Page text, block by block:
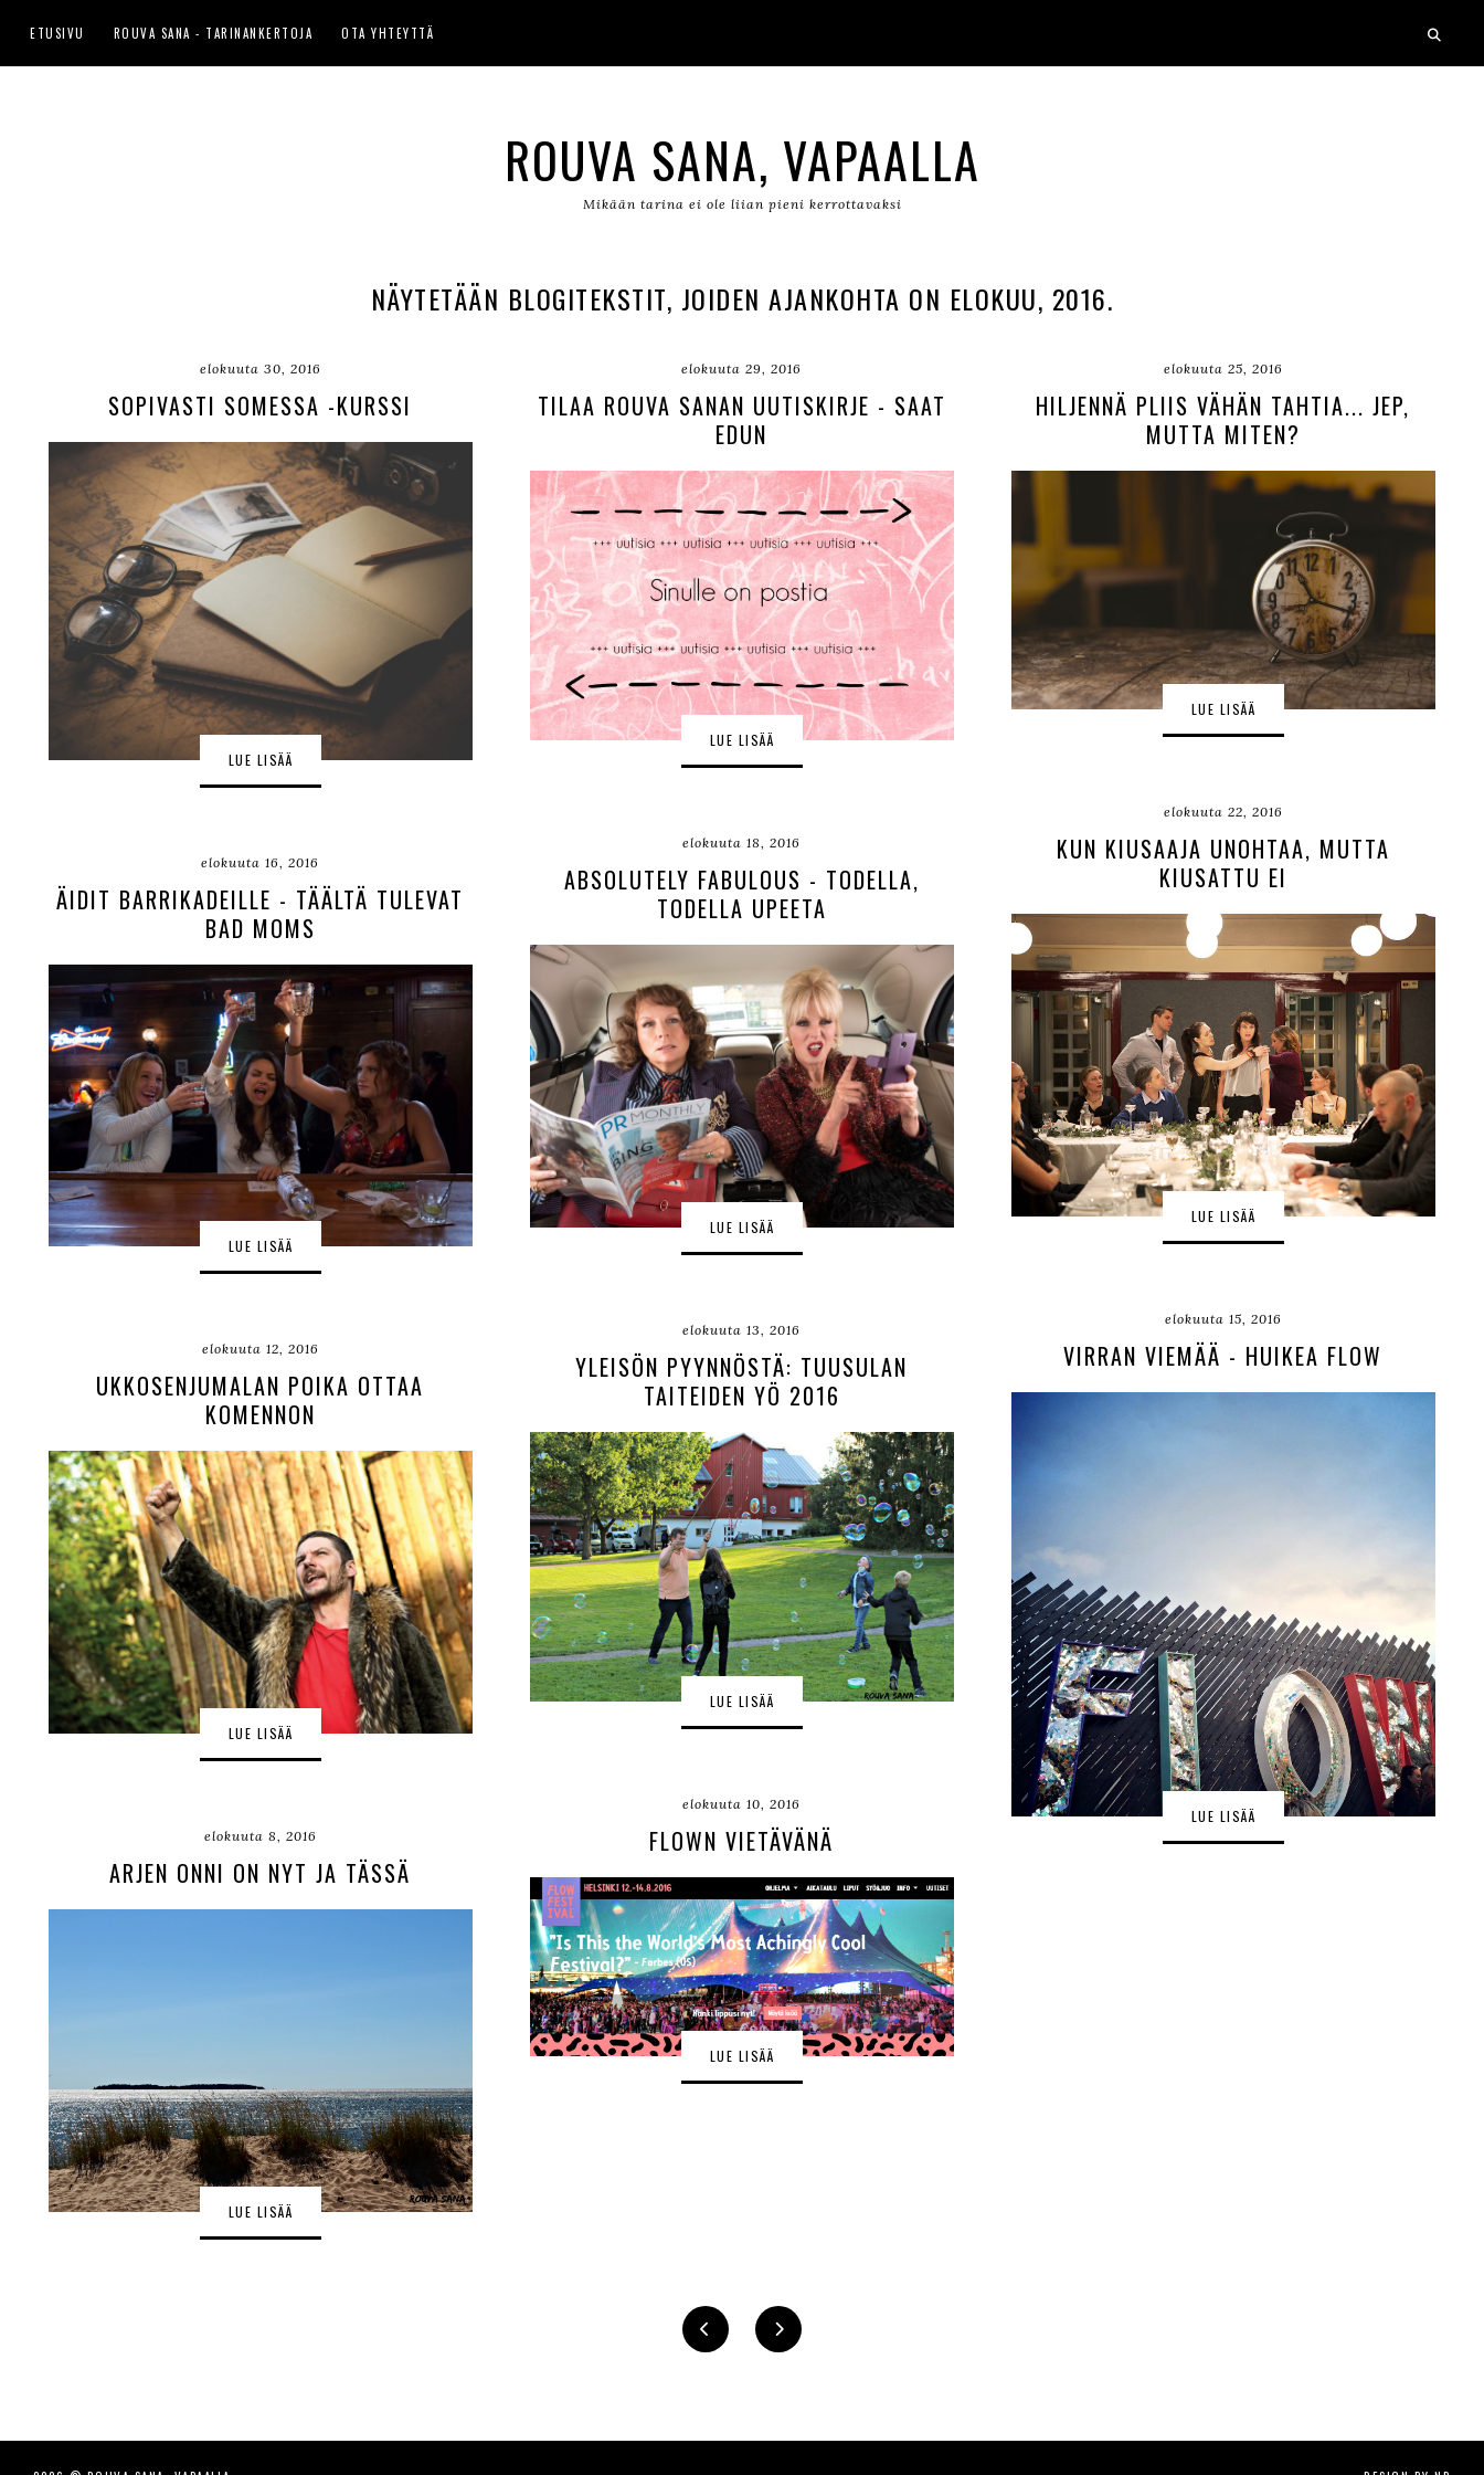
ETUSIVU ROUVA SANA - TARINANKERTOJA OTA YHTEYTTÄ
ROUVA SANA, VAPAALLA
Mikään tarina ei ole liian pieni kerrottavaksi
NÄYTETÄÄN BLOGITEKSTIT, JOIDEN AJANKOHTA ON ELOKUU, 2016.
elokuuta 30, 2016
SOPIVASTI SOMESSA -KURSSI
LUE LISÄÄ
elokuuta 29, 2016
TILAA ROUVA SANAN UUTISKIRJE - SAAT
EDUN
LUE LISÄÄ
elokuuta 25, 2016
HILJENNÄ PLIIS VÄHÄN TAHTIA... JEP,
MUTTA MITEN?
LUE LISÄÄ
elokuuta 22, 2016
KUN KIUSAAJA UNOHTAA, MUTTA
KIUSATTU EI
LUE LISÄÄ
elokuuta 18, 2016
ABSOLUTELY FABULOUS - TODELLA,
TODELLA UPEETA
LUE LISÄÄ
elokuuta 16, 2016
ÄIDIT BARRIKADEILLE - TÄÄLTÄ TULEVAT
BAD MOMS
LUE LISÄÄ
elokuuta 15, 2016
VIRRAN VIEMÄÄ - HUIKEA FLOW
LUE LISÄÄ
elokuuta 13, 2016
YLEISÖN PYYNNÖSTÄ: TUUSULAN
TAITEIDEN YÖ 2016
LUE LISÄÄ
elokuuta 12, 2016
UKKOSENJUMALAN POIKA OTTAA
KOMENNON
LUE LISÄÄ
elokuuta 10, 2016
FLOWN VIETÄVÄNÄ
LUE LISÄÄ
elokuuta 8, 2016
ARJEN ONNI ON NYT JA TÄSSÄ
LUE LISÄÄ